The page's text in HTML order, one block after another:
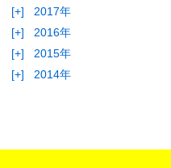
[+]
2017年
[+]
2016年
[+]
2015年
[+]
2014年